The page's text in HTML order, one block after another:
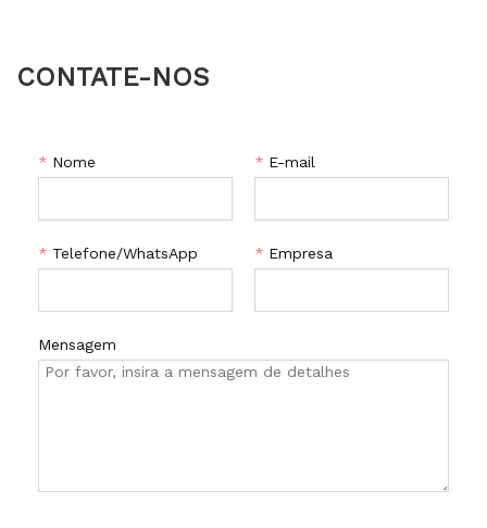
CONTATE-NOS
* Nome * E-mail
* Telefone/WhatsApp * Empresa
Mensagem